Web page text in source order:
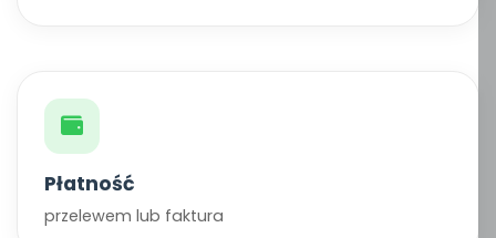
Płatność
przelewem lub faktura